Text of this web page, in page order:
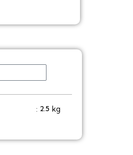
: 2.5 kg